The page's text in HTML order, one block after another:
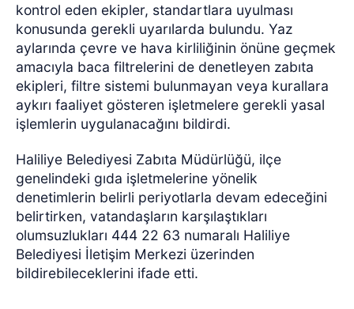
kontrol eden ekipler, standartlara uyulması
konusunda gerekli uyarılarda bulundu. Yaz
aylarında çevre ve hava kirliliğinin önüne geçmek
amacıyla baca filtrelerini de denetleyen zabıta
ekipleri, filtre sistemi bulunmayan veya kurallara
aykırı faaliyet gösteren işletmelere gerekli yasal
işlemlerin uygulanacağını bildirdi.
Haliliye Belediyesi Zabıta Müdürlüğü, ilçe
genelindeki gıda işletmelerine yönelik
denetimlerin belirli periyotlarla devam edeceğini
belirtirken, vatandaşların karşılaştıkları
olumsuzlukları 444 22 63 numaralı Haliliye
Belediyesi İletişim Merkezi üzerinden
bildirebileceklerini ifade etti.